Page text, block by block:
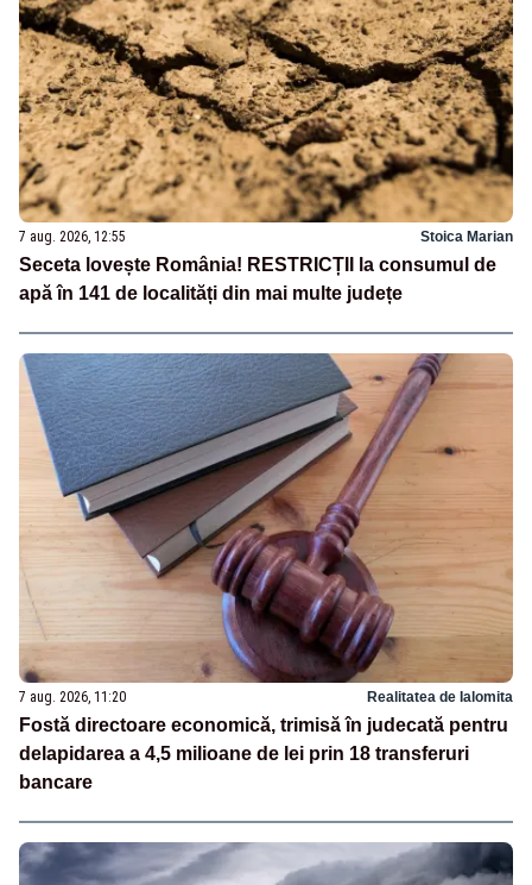
7 aug. 2026, 12:55 Stoica Marian
Seceta lovește România! RESTRICȚII la consumul de
apă în 141 de localități din mai multe județe
7 aug. 2026, 11:20 Realitatea de Ialomita
Fostă directoare economică, trimisă în judecată pentru
delapidarea a 4,5 milioane de lei prin 18 transferuri
bancare